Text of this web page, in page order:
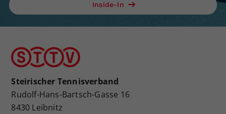
Inside-In
Steirischer Tennisverband
Rudolf-Hans-Bartsch-Gasse 16
8430 Leibnitz